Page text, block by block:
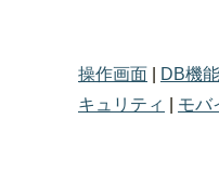
操作画面 DB機能
キュリティ
モバ